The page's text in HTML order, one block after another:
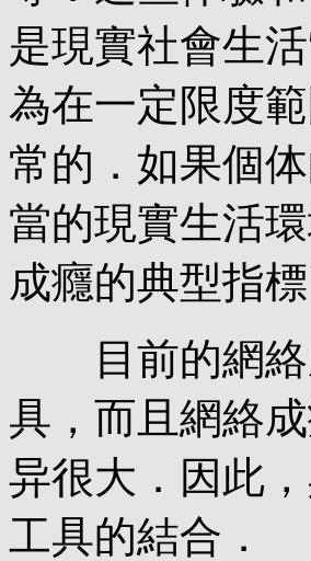
是現實社會生
為在一定限度
常的．如果個
當的現實生活
成癮的典型指標
目前的網絡
具，而且網絡
异很大．因此
工具的結合．